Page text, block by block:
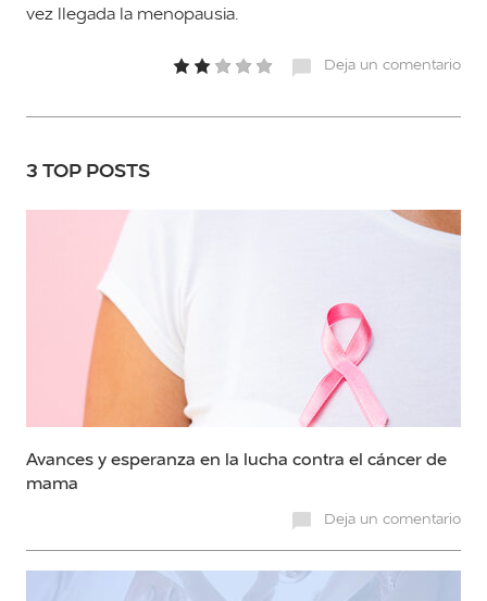
vez llegada la menopausia.
Deja un comentario
3 TOP POSTS
Avances y esperanza en la lucha contra el cáncer de
mama
Deja un comentario